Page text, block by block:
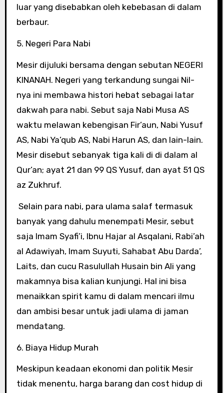
luar yang disebabkan oleh kebebasan di dalam
berbaur.
5. Negeri Para Nabi
Mesir dijuluki bersama dengan sebutan NEGERI
KINANAH. Negeri yang terkandung sungai Nil-
nya ini membawa histori hebat sebagai latar
dakwah para nabi. Sebut saja Nabi Musa AS
waktu melawan kebengisan Fir’aun, Nabi Yusuf
AS, Nabi Ya’qub AS, Nabi Harun AS, dan lain-lain.
Mesir disebut sebanyak tiga kali di di dalam al
Qur’an; ayat 21 dan 99 QS Yusuf, dan ayat 51 QS
az Zukhruf.
Selain para nabi, para ulama salaf termasuk
banyak yang dahulu menempati Mesir, sebut
saja Imam Syafi’i, Ibnu Hajar al Asqalani, Rabi’ah
al Adawiyah, Imam Suyuti, Sahabat Abu Darda’,
Laits, dan cucu Rasulullah Husain bin Ali yang
makamnya bisa kalian kunjungi. Hal ini bisa
menaikkan spirit kamu di dalam mencari ilmu
dan ambisi besar untuk jadi ulama di jaman
mendatang.
6. Biaya Hidup Murah
Meskipun keadaan ekonomi dan politik Mesir
tidak menentu, harga barang dan cost hidup di